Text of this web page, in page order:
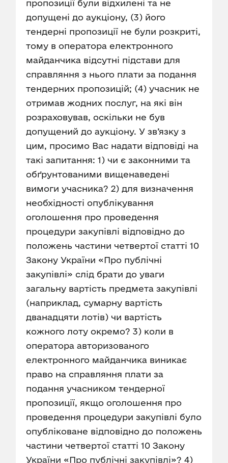
пропозиції були відхилені та не
допущені до аукціону, (3) його
тендерні пропозиції не були розкриті,
тому в оператора електронного
майданчика відсутні підстави для
справляння з нього плати за подання
тендерних пропозицій; (4) учасник не
отримав жодних послуг, на які він
розраховував, оскільки не був
допущений до аукціону. У зв’язку з
цим, просимо Вас надати відповіді на
такі запитання: 1) чи є законними та
обґрунтованими вищенаведені
вимоги учасника? 2) для визначення
необхідності опублікування
оголошення про проведення
процедури закупівлі відповідно до
положень частини четвертої статті 10
Закону України «Про публічні
закупівлі» слід брати до уваги
загальну вартість предмета закупівлі
(наприклад, сумарну вартість
дванадцяти лотів) чи вартість
кожного лоту окремо? 3) коли в
оператора авторизованого
електронного майданчика виникає
право на справляння плати за
подання учасником тендерної
пропозиції, якщо оголошення про
проведення процедури закупівлі було
опубліковане відповідно до положень
частини четвертої статті 10 Закону
України «Про публічні закупівлі»? 4)